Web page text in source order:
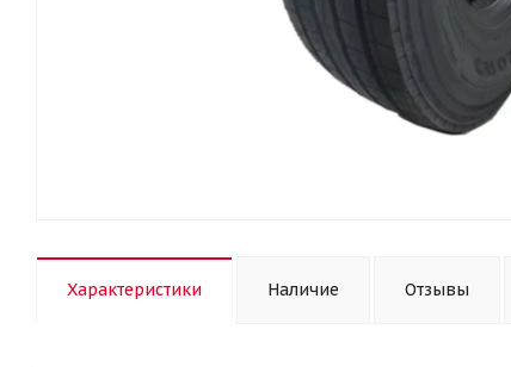
Характеристики Наличие Отзывы